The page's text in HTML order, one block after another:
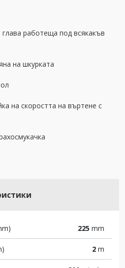
работеща под всякакъв
на шкурката
на скоростта на въртене с
225 mm
2 m